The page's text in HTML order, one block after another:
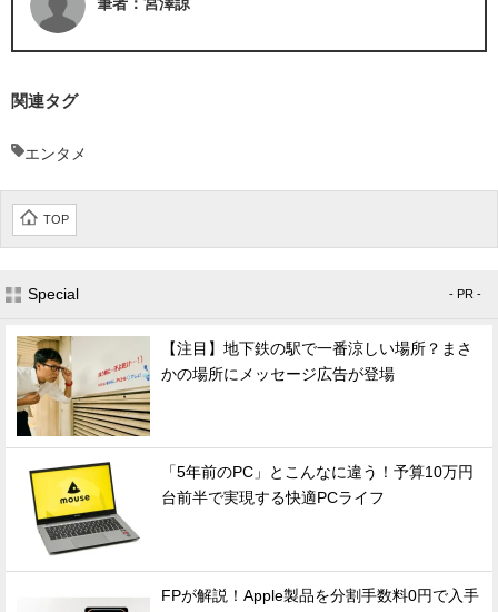
関連タグ
エンタメ
TOP
Special - PR -
【注目】地下鉄の駅で一番涼しい場所？まさ
かの場所にメッセージ広告が登場
「5年前のPC」とこんなに違う！予算10万円
台前半で実現する快適PCライフ
FPが解説！Apple製品を分割手数料0円で入手